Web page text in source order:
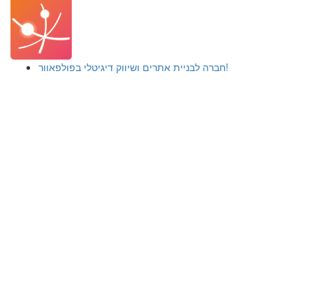
חברה לבניית אתרים ושיווק דיגיטלי בפולפאוור!